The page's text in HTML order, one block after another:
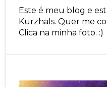
Este é meu blog e
Kurzhals. Quer me
Clica na minha foto. :)